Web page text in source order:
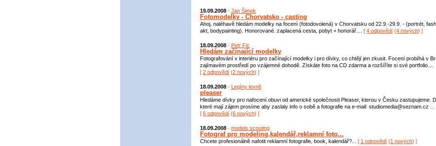
19.09.2008 - Jan Šimek
Fotomodelky - Chorvatsko - casting
Ahoj, naléhavě hledám modelky na focení (fotodovolená) v Chorvatsku od 22.9.-29.9. - (portrét,
akt, bodypainting). Honorované. zaplacená cesta, pobyt + honorář.... [ 4 odpovědí (4 nových) ]
18.09.2008 - Petr Fic
Hledám začínající modelky
Fotografování v interiéru pro začínající modelky i pro dívky, co chtějí jen zkusit. Focení probíhá v
zajímavém prostředí po vzájemné dohodě. Získáte foto na CD zdarma a rozšíříte si své portfolio....
[ 2 odpovědí (2 nových) ]
18.09.2008 - Legíny levně
pleaser
Hledáme dívky pro nafocení obuvi od americké společnosti Pleaser, kterou v Česku zastupujeme.
které mají zájem prosíme aby zaslaly info o sobě a fotografie na e-mail: studiomedia@seznam.cz ...
[ 6 odpovědí (6 nových) ]
18.09.2008 - models scouting
Fotograf pro modeling,kalendář,reklamní foto...
Chcete profesionálně nafotit reklamní fotografie, book, kalendář?... [ 1 odpovědí (1 nových) ]